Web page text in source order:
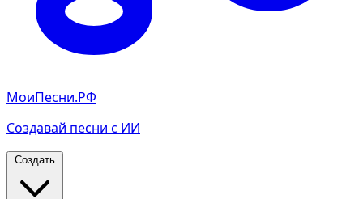
МоиПесни.РФ
Создавай песни с ИИ
Создать